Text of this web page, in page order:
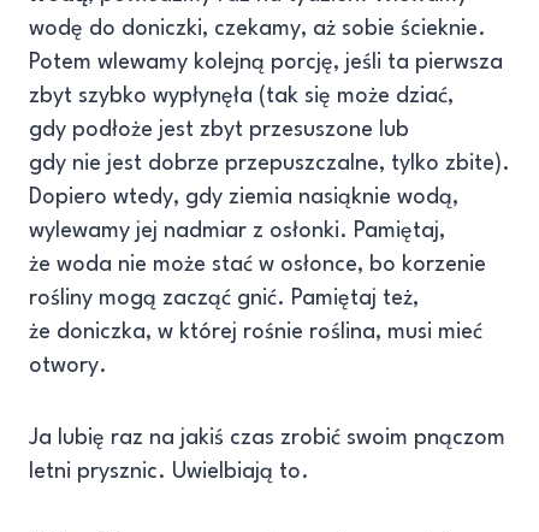
wodę do doniczki, czekamy, aż sobie ścieknie.
Potem wlewamy kolejną porcję, jeśli ta pierwsza
zbyt szybko wypłynęła (tak się może dziać,
gdy podłoże jest zbyt przesuszone lub
gdy nie jest dobrze przepuszczalne, tylko zbite).
Dopiero wtedy, gdy ziemia nasiąknie wodą,
wylewamy jej nadmiar z osłonki. Pamiętaj,
że woda nie może stać w osłonce, bo korzenie
rośliny mogą zacząć gnić. Pamiętaj też,
że doniczka, w której rośnie roślina, musi mieć
otwory.
Ja lubię raz na jakiś czas zrobić swoim pnączom
letni prysznic. Uwielbiają to.